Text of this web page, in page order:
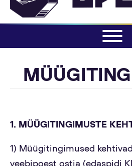
1. MÜÜGITINGIMUSTE
1) Müügitingimused
veebipoest ostja (edaspidi